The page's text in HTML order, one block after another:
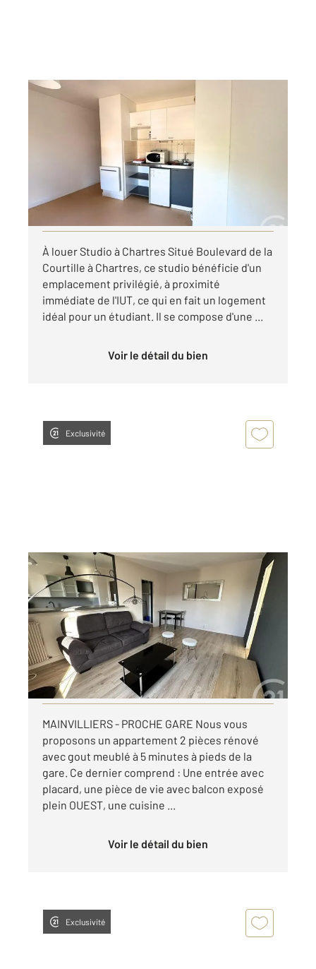
CHARTRES 28
, 1 pièce
Appartement T1 à louer
390 €
par mois charges comprises
Visiter le site dédié
À louer Studio à Chartres Situé Boulevard de la
Courtille à Chartres, ce studio bénéficie d'un
emplacement privilégié, à proximité
immédiate de l'IUT, ce qui en fait un logement
idéal pour un étudiant. Il se compose d'une ...
Voir le détail du bien
Exclusivité
CHARTRES 28
46,28 m2, 2 pièces
Ref : 28377
Appartement F2 à louer
640 €
par mois charges comprises
Visiter le site dédié
MAINVILLIERS - PROCHE GARE Nous vous
proposons un appartement 2 pièces rénové
avec gout meublé à 5 minutes à pieds de la
gare. Ce dernier comprend : Une entrée avec
placard, une pièce de vie avec balcon exposé
plein OUEST, une cuisine ...
Voir le détail du bien
Exclusivité